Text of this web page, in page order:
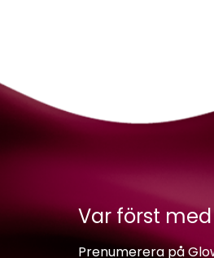
Var först
Prenumerera på